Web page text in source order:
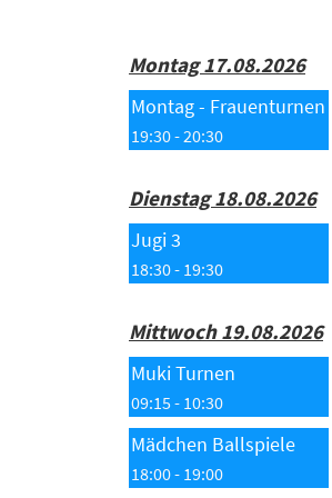
Montag 17.08.2026
Montag - Frauenturnen
19:30 - 20:30
Dienstag 18.08.2026
Jugi 3
18:30 - 19:30
Mittwoch 19.08.2026
Muki Turnen
09:15 - 10:30
Mädchen Ballspiele
18:00 - 19:00